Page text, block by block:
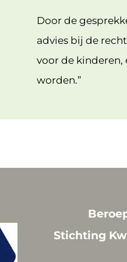
Door de
advies bij de
voor de kinderen,
worden.”
Stichting